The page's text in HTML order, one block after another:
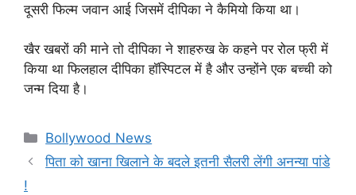
दूसरी फिल्म जवान आई जिसमें दीपिका ने कैमियो किया था।
खैर खबरों की माने तो दीपिका ने शाहरुख के कहने पर रोल फ्री में
किया था फिलहाल दीपिका हॉस्पिटल में है और उन्होंने एक बच्ची को
जन्म दिया है।
Categories
Bollywood News
पिता को खाना खिलाने के बदले इतनी सैलरी लेंगी अनन्या पांडे
!